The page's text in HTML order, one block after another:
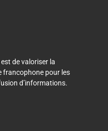
de valoriser la
francophone pour les
d’informations.